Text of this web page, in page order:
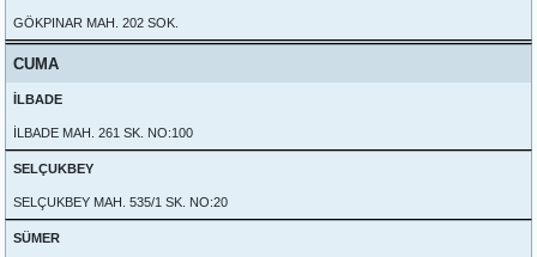
GÖKPINAR MAH. 202 SOK.
CUMA
İLBADE
İLBADE MAH. 261 SK. NO:100
SELÇUKBEY
SELÇUKBEY MAH. 535/1 SK. NO:20
SÜMER